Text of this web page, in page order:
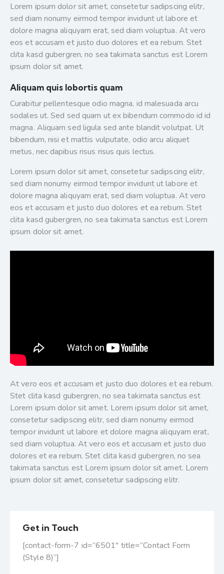
Lorem ipsum dolor sit amet, consetetur sadipscing elitr,
sed diam nonumy eirmod tempor invidunt ut labore et
dolore magna aliquyam erat, sed diam voluptua. At vero
eos et accusam et justo duo dolores et ea rebum. Stet
clita kasd gubergren, no sea takimata sanctus est Lorem
ipsum dolor sit amet.
Aliquam quis lobortis quam
Curabitur pellentesque odio magna, id malesuada arcu
sodales ut. Sed sed quam ut ex bibendum commodo id id
magna. Aliquam sed ligula sed ante blandit volutpat. Ut
bibendum, nisi et mattis vulputate, odio arcu aliquet
metus, nec dapibus risus risus quis lectus.
Lorem ipsum dolor sit amet, consetetur sadipscing elitr,
sed diam nonumy eirmod tempor invidunt ut labore et
dolore magna aliquyam erat, sed diam voluptua. At vero
eos et accusam et justo duo dolores et ea rebum. Stet
clita kasd gubergren, no sea takimata sanctus est Lorem
ipsum dolor sit amet.
At vero eos et accusam et justo duo dolores et ea rebum.
Stet clita kasd gubergren, no sea takimata sanctus est
Lorem ipsum dolor sit amet. Lorem ipsum dolor sit amet,
consetetur sadipscing elitr, sed diam nonumy eirmod
tempor invidunt ut labore et dolore magna aliquyam erat,
sed diam voluptua. At vero eos et accusam et justo duo
dolores et ea rebum. Stet clita kasd gubergren, no sea
takimata sanctus est Lorem ipsum dolor sit amet. Lorem
ipsum dolor sit amet, consetetur sadipscing elitr.
Get in Touch
[contact-form-7 id=”6501″ title=”Contact Form
(Style 8)”]